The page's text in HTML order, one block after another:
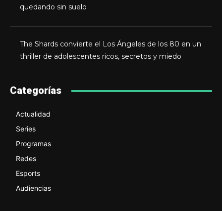
quedando sin suelo
The Shards convierte el Los Ángeles de los 80 en un
thriller de adolescentes ricos, secretos y miedo
Categorías
Actualidad
Series
Programas
Redes
Esports
Audiencias